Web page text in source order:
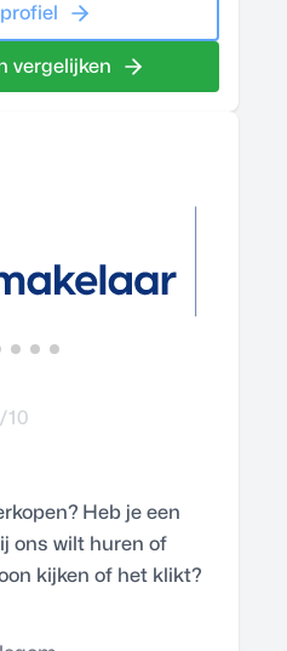
vergelijken
/10
Heb je een
ons wilt huren of
kijken of het klikt?